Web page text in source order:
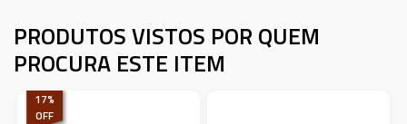
PRODUTOS VISTOS POR QUEM
PROCURA ESTE ITEM
17%
OFF